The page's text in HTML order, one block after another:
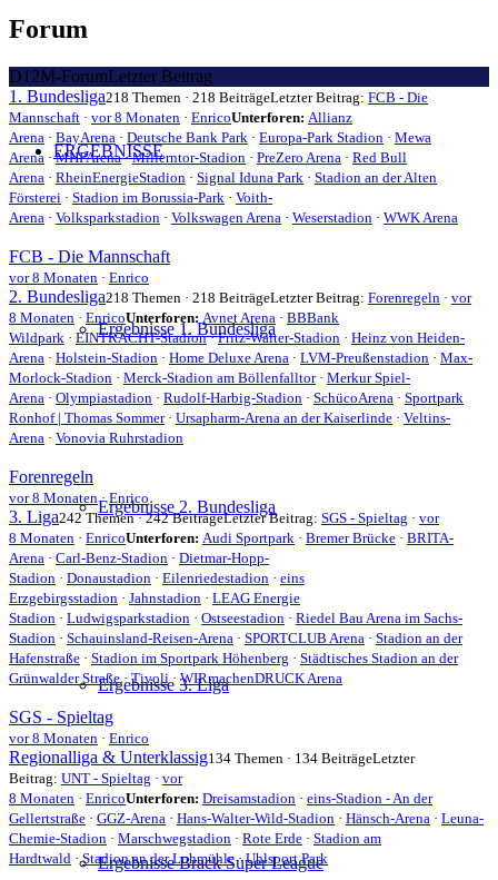
ERGEBNISSE
Ergebnisse 1. Bundesliga
Ergebnisse 2. Bundesliga
Ergebnisse 3. Liga
Ergebnisse Brack Super League
bist
hier:
Forum
D12M-ForumLetzter Beitrag
1. Bundesliga218 Themen · 218 BeiträgeLetzter Beitrag: FCB - Die
Mannschaft · vor 8 Monaten · EnricoUnterforen: Allianz
Arena · BayArena · Deutsche Bank Park · Europa-Park Stadion · Mewa
Arena ·MHPArena·Millerntor-Stadion · PreZero Arena · Red Bull
Arena · RheinEnergieStadion · Signal Iduna Park · Stadion an der Alten
Försterei · Stadion im Borussia-Park · Voith-
Arena · Volksparkstadion · Volkswagen Arena · Weserstadion · WWK Arena
FCB - Die Mannschaft
vor 8 Monaten · Enrico
2. Bundesliga218 Themen · 218 BeiträgeLetzter Beitrag: Forenregeln · vor
8 Monaten · EnricoUnterforen: Avnet Arena · BBBank
Wildpark · EINTRACHT-Stadion·Fritz-Walter-Stadion · Heinz von Heiden-
Arena · Holstein-Stadion · Home Deluxe Arena · LVM-Preußenstadion · Max-
Morlock-Stadion · Merck-Stadion am Böllenfalltor· Merkur Spiel-
Arena · Olympiastadion · Rudolf-Harbig-Stadion · SchücoArena · Sportpark
Ronhof | Thomas Sommer· Ursapharm-Arena an der Kaiserlinde · Veltins-
Arena · Vonovia Ruhrstadion
Forenregeln
vor 8 Monaten·Enrico
3. Liga242 Themen · 242 BeiträgeLetzter Beitrag: SGS - Spieltag · vor
8 Monaten · EnricoUnterforen: Audi Sportpark · Bremer Brücke · BRITA-
Arena · Carl-Benz-Stadion · Dietmar-Hopp-
Stadion · Donaustadion · Eilenriedestadion · eins
Erzgebirgsstadion · Jahnstadion · LEAG Energie
Stadion · Ludwigsparkstadion · Ostseestadion · Riedel Bau Arena im Sachs-
Stadion · Schauinsland-Reisen-Arena · SPORTCLUB Arena · Stadion an der
Hafenstraße · Stadion im Sportpark Höhenberg · Städtisches Stadion an der
Grünwalder Straße· Tivoli · WIRmachenDRUCK Arena
SGS - Spieltag
vor 8 Monaten · Enrico
Regionalliga & Unterklassig134 Themen · 134 BeiträgeLetzter
Beitrag: UNT - Spieltag · vor
8 Monaten · EnricoUnterforen: Dreisamstadion · eins-Stadion - An der
Gellertstraße · GGZ-Arena · Hans-Walter-Wild-Stadion · Hänsch-Arena · Leuna-
Chemie-Stadion · Marschwegstadion · Rote Erde · Stadion am
Hardtwald ·Stadion an der Lohmühle·Uhlsport Park